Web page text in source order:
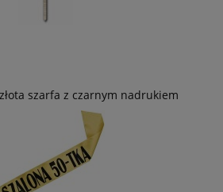
szarfa z czarnym nadrukiem